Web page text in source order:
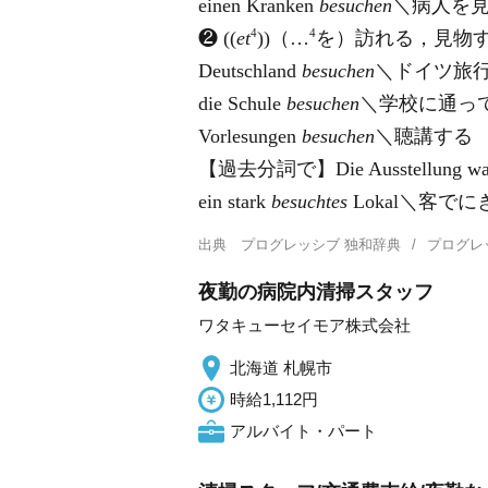
einen Kranken besuchen ＼病人を
❷ ((et4))（…4を）訪れる，見物
Deutschland besuchen＼ドイツ旅
die Schule besuchen＼学校に通っ
Vorlesungen besuchen＼聴講する
【過去分詞で】Die Ausstellung
ein stark besuchtes Lokal＼客でに
出典 プログレッシブ 独和辞典 プログ
夜勤の病院内清掃スタッフ
ワタキューセイモア株式会社
北海道 札幌市
時給1,112円
アルバイト・パート